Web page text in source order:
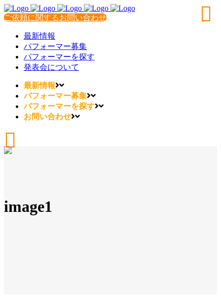
ご依頼に関するお問い合わせ
最新情報
パフォーマー募集
パフォーマーを探す
発表会について
最新情報
パフォーマー募集
パフォーマーを探す
お問い合わせ
image1